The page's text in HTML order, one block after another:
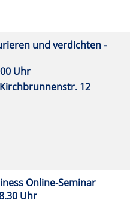
und verdichten -
Uhr
12
Online-Seminar
Uhr